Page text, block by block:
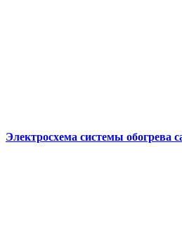
Электросхема системы обогрева